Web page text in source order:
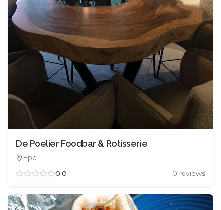
De Poelier Foodbar & Rotisserie
Epe
0.0
0 reviews